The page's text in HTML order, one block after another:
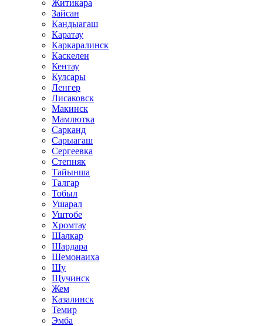
Житикара
Зайсан
Кандыагаш
Каратау
Каркаралинск
Каскелен
Кентау
Кулсары
Ленгер
Лисаковск
Макинск
Мамлютка
Сарканд
Сарыагаш
Сергеевка
Степняк
Тайынша
Талгар
Тобыл
Ушарал
Уштобе
Хромтау
Шалкар
Шардара
Шемонаиха
Шу
Щучинск
Жем
Казалинск
Темир
Эмба